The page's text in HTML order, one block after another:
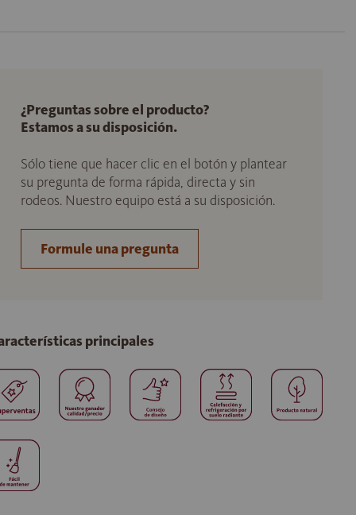
¿Preguntas sobre el producto?
Estamos a su disposición.
Sólo tiene que hacer clic en el botón y plantear
su pregunta de forma rápida, directa y sin
rodeos. Nuestro equipo está a su disposición.
Formule una pregunta
principales